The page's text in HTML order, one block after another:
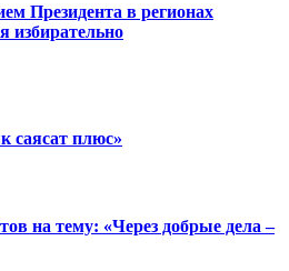
Президента в регионах
избирательно
саясат плюс»
на тему: «Через добрые дела –